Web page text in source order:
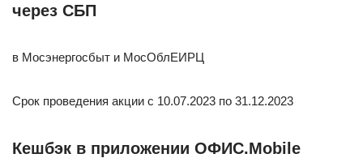
через СБП
в Мосэнергосбыт и МосОблЕИРЦ
Срок проведения акции с 10.07.2023 по 31.12.2023
Кешбэк в приложении ОФИС.Mobile